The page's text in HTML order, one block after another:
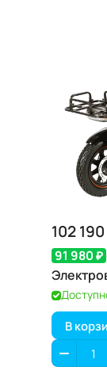
102
91 980 ₽
В